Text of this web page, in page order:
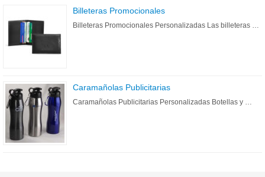
Billeteras Promocionales
Billeteras Promocionales Personalizadas Las billeteras …
Caramañolas Publicitarias
Caramañolas Publicitarias Personalizadas Botellas y …